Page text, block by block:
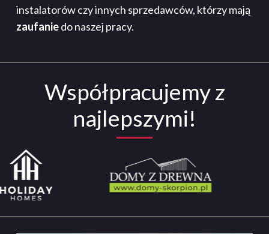
instalatorów czy innych sprzedawców, którzy mają
zaufaniedo naszej pracy.
Współpracujemy z
najlepszymi!